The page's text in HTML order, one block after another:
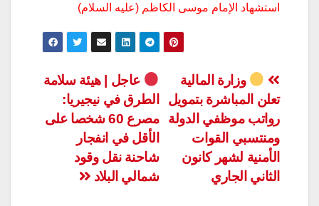
استشهاد الإمام موسى الكاظم (عليه السلام)
تصفّح
المقالات
عاجل | هيئة سلامة
الطرق في نيجيريا:
مصرع 60 شخصا على
الأقل في انفجار
شاحنة نقل وقود
شمالي البلاد
وزارة المالية
تعلن المباشرة بتمويل
رواتب موظفي الدولة
ومنتسبي القوات
الأمنية لشهر كانون
الثاني الجاري